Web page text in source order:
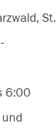
St.
6:00